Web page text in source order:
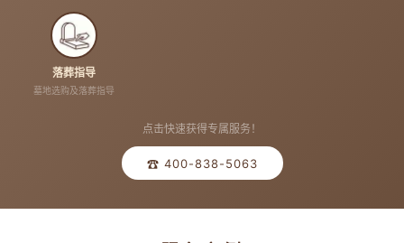
落葬指导
墓地选购及落葬指导
点击快速获得专属服务！
☎ 400-838-5063